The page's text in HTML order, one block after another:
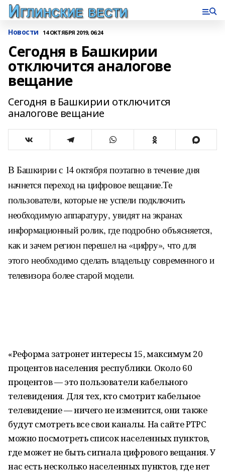
Новости 14 ОКТЯБРЯ 2019, 06:24
Сегодня в Башкирии
отключится аналогове
вещание
Сегодня в Башкирии отключится
аналогове вещание
В Башкирии с 14 октября поэтапно в течение дня
начнется переход на цифровое вещание.Те
пользователи, которые не успели подключить
необходимую аппаратуру, увидят на экранах
информационный ролик, где подробно объясняется,
как и зачем регион перешел на «цифру», что для
этого необходимо сделать владельцу современного и
телевизора более старой модели.
«Реформа затронет интересы 15, максимум 20
процентов населения республики. Около 60
процентов — это пользователи кабельного
телевидения. Для тех, кто смотрит кабельное
телевидение — ничего не изменится, они также
будут смотреть все свои каналы. На сайте РТРС
можно посмотреть список населенных пунктов,
где может не быть сигнала цифрового вещания. У
нас есть несколько населенных пунктов, где нет